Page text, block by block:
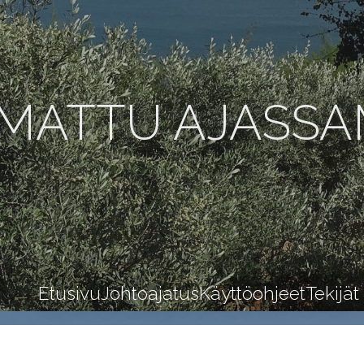
EtusivuJohtoajatusKäyttöohjeetTekijät